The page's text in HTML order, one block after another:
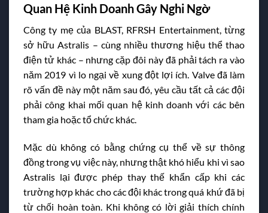
Quan Hệ Kinh Doanh Gây Nghi Ngờ
Công ty mẹ của BLAST, RFRSH Entertainment, từng
sở hữu Astralis – cùng nhiều thương hiệu thể thao
điện tử khác – nhưng cặp đôi này đã phải tách ra vào
năm 2019 vì lo ngại về xung đột lợi ích. Valve đã làm
rõ vấn đề này một năm sau đó, yêu cầu tất cả các đội
phải công khai mối quan hệ kinh doanh với các bên
tham gia hoặc tổ chức khác.
Mặc dù không có bằng chứng cụ thể về sự thông
đồng trong vụ việc này, nhưng thật khó hiểu khi vì sao
Astralis lại được phép thay thế khẩn cấp khi các
trường hợp khác cho các đội khác trong quá khứ đã bị
từ chối hoàn toàn. Khi không có lời giải thích chính